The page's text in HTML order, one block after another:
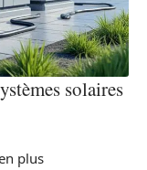
solaires
plus